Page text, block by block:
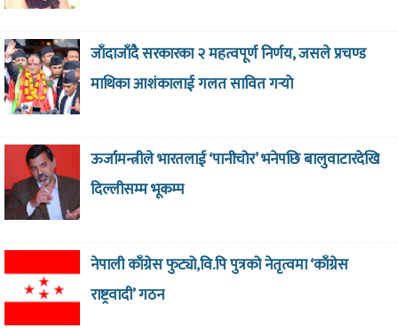
जाँदाजाँदै सरकारका २ महत्वपूर्ण निर्णय, जसले प्रचण्ड
माथिका आशंकालाई गलत सावित गर्‍याे
ऊर्जामन्त्रीले भारतलाई ‘पानीचोर’ भनेपछि बालुवाटारदेखि
दिल्लीसम्म भूकम्प
नेपाली काँग्रेस फुट्यो,वि.पि पुत्रको नेतृत्वमा ‘काँग्रेस
राष्ट्रवादी’ गठन